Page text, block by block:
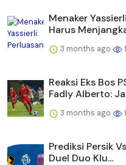
Menaker
Harus
3 months ago
Reaksi Eks Bos
Fadly Alberto:
3 months ago
Prediksi Persik
Duel Duo Klu...